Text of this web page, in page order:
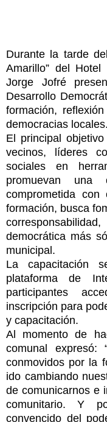
Durante la tarde
Amarillo” del
Jorge Jofré
Desarrollo
formación,
democracias locales.
El principal
vecinos, líderes
sociales en
promuevan una
comprometida
formación, busca
democrática más
municipal.
La capacitación
plataforma de
participantes
inscripción para
y capacitación.
Al momento de
comunal expresó:
conmovidos por la
ido cambiando
de comunicarnos e
comunitario. Y
convencido del